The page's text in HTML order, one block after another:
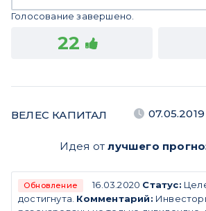
Голосование завершено.
22
ВЕЛЕС КАПИТАЛ 07.05.2019
Идея отлучшего
Обновление 16.03.2020 Статус:
достигнута. Комментарий: